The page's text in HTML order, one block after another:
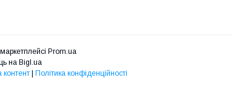
Prom.ua
на Bigl.ua
контент | Політика конфіденційності